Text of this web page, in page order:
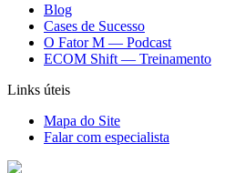
Blog
Cases de Sucesso
O Fator M — Podcast
ECOM Shift — Treinamento
Links úteis
Mapa do Site
Falar com especialista